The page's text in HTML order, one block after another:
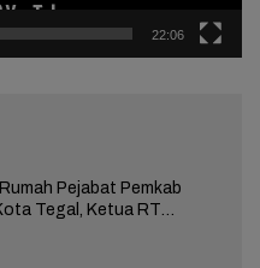
22:06
Pejabat Pemkab
Tegal, Ketua RT